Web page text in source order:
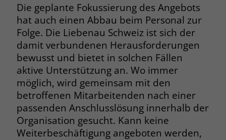
Die geplante Fokussierung des Angebots
hat auch einen Abbau beim Personal zur
Folge. Die Liebenau Schweiz ist sich der
damit verbundenen Herausforderungen
bewusst und bietet in solchen Fällen
aktive Unterstützung an. Wo immer
möglich, wird gemeinsam mit den
betroffenen Mitarbeitenden nach einer
passenden Anschlusslösung innerhalb der
Organisation gesucht. Kann keine
Weiterbeschäftigung angeboten werden,
Name __cf_bm
Anbieter .fonts.net
Laufzeit 30 Minuten
Zweck
This cookie, set by Cloudflare, is used to
support Cloudflare Bot Management.